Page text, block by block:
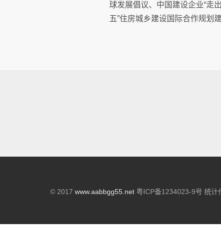
球发展倡议、中国建设企业“走
五”住房城乡建设国际合作规划
© 2017 www.aabbgg55.net 粤ICP备1234023-9号 统计